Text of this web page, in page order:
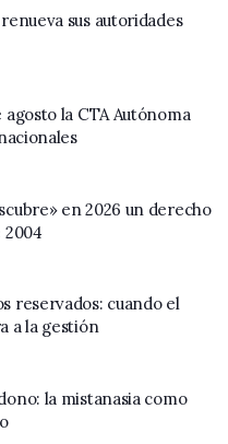
sus autoridades
la CTA Autónoma
en 2026 un derecho
2004
reservados: cuando el
a la gestión
la mistanasia como